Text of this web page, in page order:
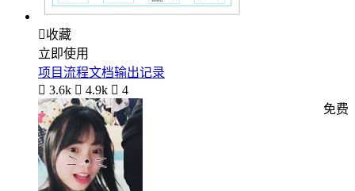
收藏
立即使用
项目流程文档输出记录
 3.6k  4.9k  4
免费